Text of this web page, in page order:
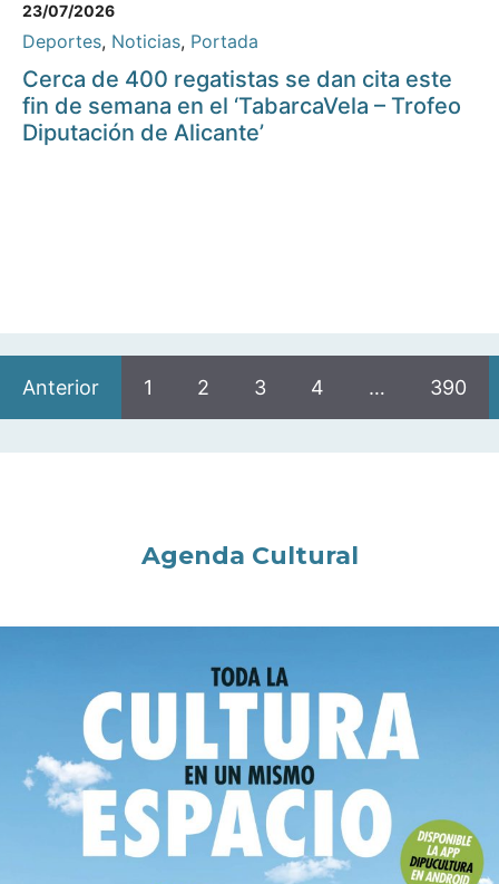
23/07/2026
Deportes, Noticias, Portada
Cerca de 400 regatistas se dan cita este
fin de semana en el ‘TabarcaVela – Trofeo
Diputación de Alicante’
Anterior 1 2 3 4 … 390
Agenda Cultural